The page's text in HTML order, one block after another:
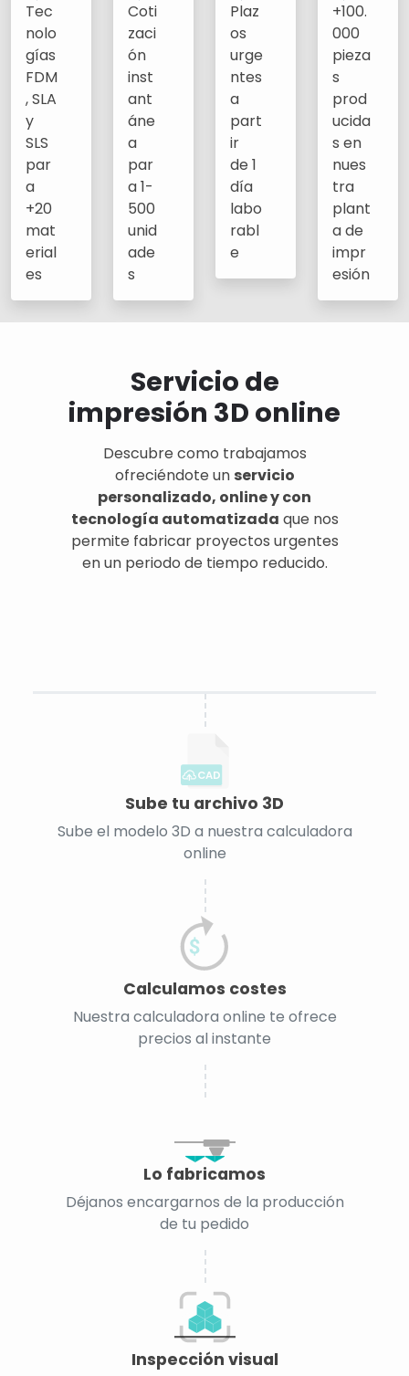
Tec
nolo
gías
FDM
, SLA
y
SLS
par
a
+20
mat
erial
es
Coti
zaci
ón
inst
ant
áne
a
par
a 1-
500
unid
ade
s
Plaz
os
urge
ntes
a
part
ir
de 1
día
labo
rabl
e
+100.
000
pieza
s
prod
ucida
s en
nues
tra
plant
a de
impr
esión
Servicio de
impresión 3D online
Descubre como trabajamos
ofreciéndote un servicio
personalizado, online y con
tecnología automatizada que nos
permite fabricar proyectos urgentes
en un periodo de tiempo reducido.
CAD
Sube tu archivo 3D
Sube el modelo 3D a nuestra calculadora
online
Calculamos costes
Nuestra calculadora online te ofrece
precios al instante
Lo fabricamos
Déjanos encargarnos de la producción
de tu pedido
Inspección visual